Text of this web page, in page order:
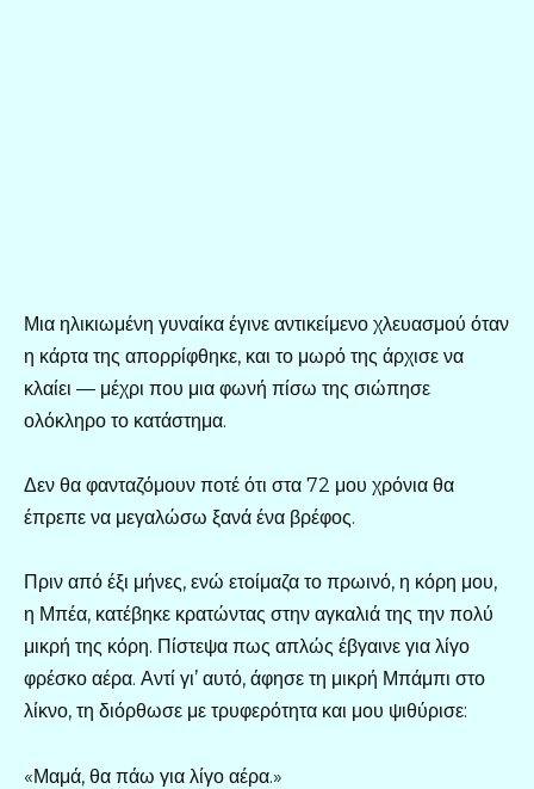
Μια ηλικιωμένη γυναίκα έγινε αντικείμενο χλευασμού όταν
η κάρτα της απορρίφθηκε, και το μωρό της άρχισε να
κλαίει — μέχρι που μια φωνή πίσω της σιώπησε
ολόκληρο το κατάστημα.
Δεν θα φανταζόμουν ποτέ ότι στα 72 μου χρόνια θα
έπρεπε να μεγαλώσω ξανά ένα βρέφος.
Πριν από έξι μήνες, ενώ ετοίμαζα το πρωινό, η κόρη μου,
η Μπέα, κατέβηκε κρατώντας στην αγκαλιά της την πολύ
μικρή της κόρη. Πίστεψα πως απλώς έβγαινε για λίγο
φρέσκο αέρα. Αντί γι’ αυτό, άφησε τη μικρή Μπάμπι στο
λίκνο, τη διόρθωσε με τρυφερότητα και μου ψιθύρισε:
«Μαμά, θα πάω για λίγο αέρα.»